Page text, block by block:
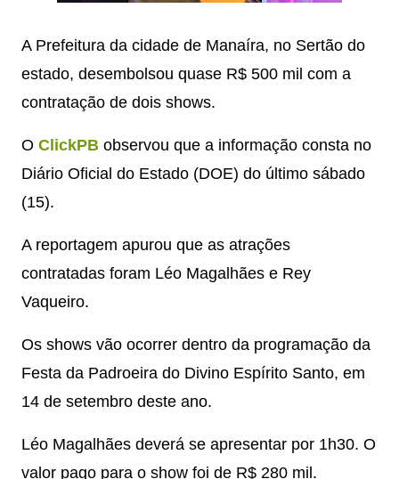
A Prefeitura da cidade de Manaíra, no Sertão do
estado, desembolsou quase R$ 500 mil com a
contratação de dois shows.
O ClickPB observou que a informação consta no
Diário Oficial do Estado (DOE) do último sábado
(15).
A reportagem apurou que as atrações
contratadas foram Léo Magalhães e Rey
Vaqueiro.
Os shows vão ocorrer dentro da programação da
Festa da Padroeira do Divino Espírito Santo, em
14 de setembro deste ano.
Léo Magalhães deverá se apresentar por 1h30. O
valor pago para o show foi de R$ 280 mil.